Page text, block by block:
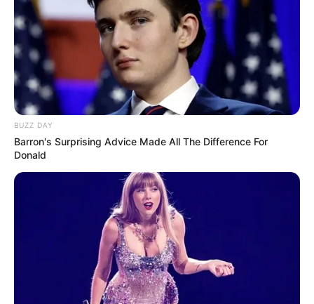
BUZZ DAY
Barron's Surprising Advice Made All The Difference For
Donald